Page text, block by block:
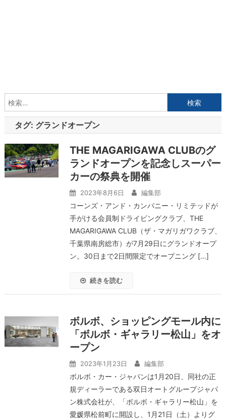
索:
タグ: グランドオープン
THE MAGARIGAWA CLUBのグ
ランドオープンを記念しスーパー
カーの祭典を開催
2023年8月6日 編集部
コーンズ・アンド・カンパニー・リミテッドが
手がける会員制ドライビングクラブ、THE
MAGARIGAWA CLUB（ザ・マガリガワクラブ、
千葉県南房総市）が7月29日にグランドオープ
ン。30日まで2日間限定でオープニング […]
続きを読む
ボルボ、ショッピングモール内に
「ボルボ・ギャラリー松山」をオ
ープン
2023年1月23日 編集部
ボルボ・カー・ジャパンは1月20日、同社の正
規ディーラーである双日オートグループジャパ
ン株式会社が、「ボルボ・ギャラリー松山」を
愛媛県松前町に開設し、1月21日（土）よりグ